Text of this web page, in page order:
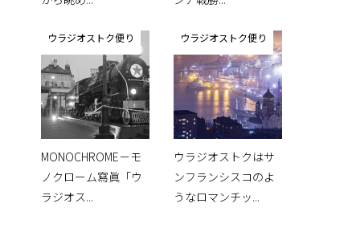
ウラジオストク便り
MONOCHROME－モ
ノクローム寫眞「ウ
ラジオス...
ウラジオストク便り
ウラジオストクはサ
ンフランシスコのよ
うなロマンチッ...